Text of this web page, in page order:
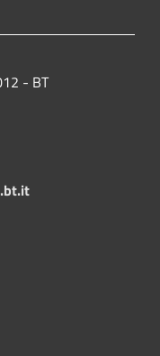
- BT